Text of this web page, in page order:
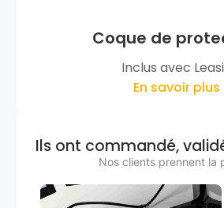
Coque de
Inclus avec
En savoir plus
Ils ont commandé,
Nos clients prennent la